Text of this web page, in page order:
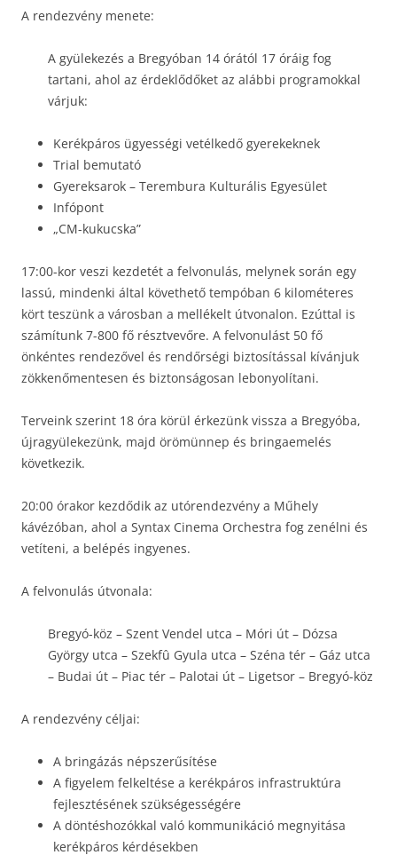
A rendezvény menete:
A gyülekezés a Bregyóban 14 órától 17 óráig fog
tartani, ahol az érdeklődőket az alábbi programokkal
várjuk:
Kerékpáros ügyességi vetélkedő gyerekeknek
Trial bemutató
Gyereksarok – Terembura Kulturális Egyesület
Infópont
„CM-kukucska”
17:00-kor veszi kezdetét a felvonulás, melynek során egy
lassú, mindenki által követhető tempóban 6 kilométeres
kört teszünk a városban a mellékelt útvonalon. Ezúttal is
számítunk 7-800 fő résztvevőre. A felvonulást 50 fő
önkéntes rendezővel és rendőrségi biztosítással kívánjuk
zökkenőmentesen és biztonságosan lebonyolítani.
Terveink szerint 18 óra körül érkezünk vissza a Bregyóba,
újragyülekezünk, majd örömünnep és bringaemelés
következik.
20:00 órakor kezdődik az utórendezvény a Műhely
kávézóban, ahol a Syntax Cinema Orchestra fog zenélni és
vetíteni, a belépés ingyenes.
A felvonulás útvonala:
Bregyó-köz – Szent Vendel utca – Móri út – Dózsa
György utca – Szekfû Gyula utca – Széna tér – Gáz utca
– Budai út – Piac tér – Palotai út – Ligetsor – Bregyó-köz
A rendezvény céljai:
A bringázás népszerűsítése
A figyelem felkeltése a kerékpáros infrastruktúra
fejlesztésének szükségességére
A döntéshozókkal való kommunikáció megnyitása
kerékpáros kérdésekben